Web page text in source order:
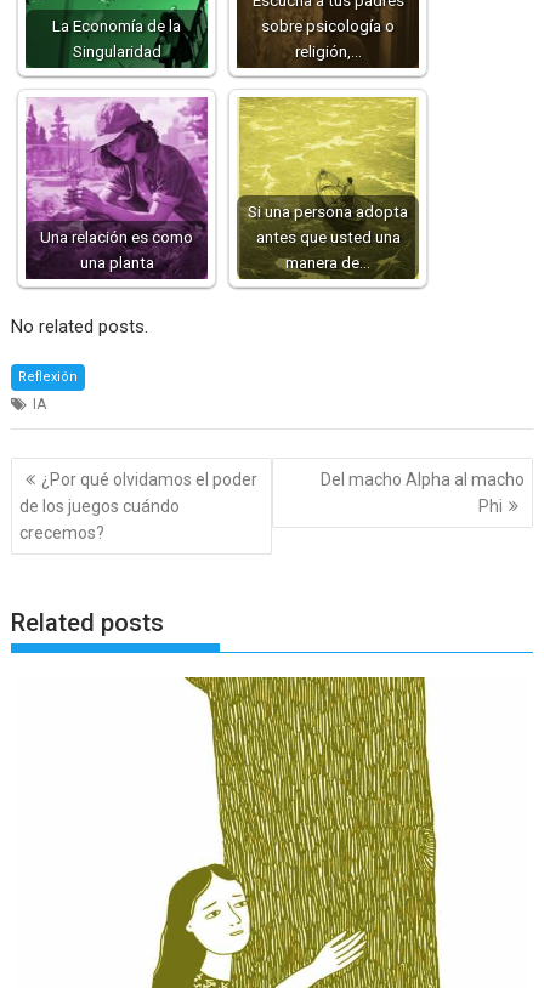
La Economía de la
Singularidad
sobre psicología o
religión,…
Una relación es como
una planta
Si una persona adopta
antes que usted una
manera de…
No related posts.
Reflexión
IA
Navegación
de
entradas
¿Por qué olvidamos el poder
de los juegos cuándo
crecemos?
Del macho Alpha al macho
Phi
Related posts